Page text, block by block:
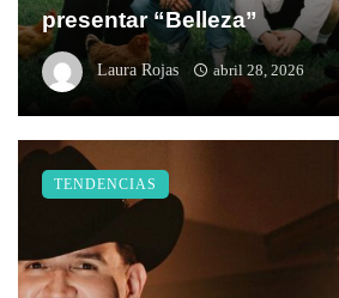
presentar “Belleza”
Laura Rojas abril 28, 2026
TENDENCIAS